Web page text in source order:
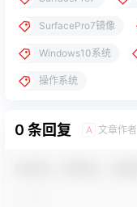
SurfacePro7镜像
Windows10系统
操作系统
0 条回复 A 文章作者